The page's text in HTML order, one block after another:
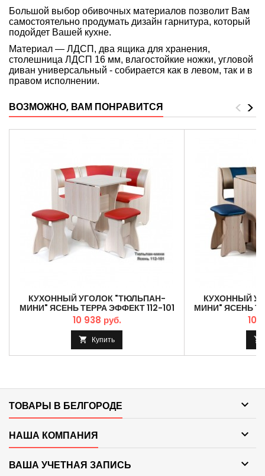
Большой выбор обивочных материалов позволит Вам
самостоятельно продумать дизайн гарнитура, который
подойдет Вашей кухне.
Материал — ЛДСП, два ящика для хранения,
столешница ЛДСП 16 мм, влагостойкие ножки, угловой
диван универсальный - собирается как в левом, так и в
правом исполнении.
ВОЗМОЖНО, ВАМ ПОНРАВИТСЯ >
<
КУХОННЫЙ УГОЛОК "ТЮЛЬПАН-
МИНИ" ЯСЕНЬ ТЕРРА ЭФФЕКТ 112-101
10 938 руб.
 Купить
КУХОННЫЙ
МИНИ" ЯСЕНЬ
10

ТОВАРЫ В БЕЛГОРОДЕ 
НАША КОМПАНИЯ 
ВАША УЧЕТНАЯ ЗАПИСЬ 